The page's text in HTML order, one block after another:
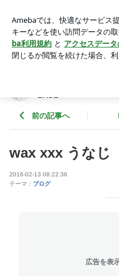
BASE
アプリをダウンロードして
ょう。
BASE
前の記事へ
wax xxx うなじ
2016-02-13 08:22:36
テーマ： ブログ
広告を表